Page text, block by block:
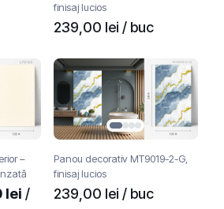
finisaj lucios
239,00 lei / buc
–
lei Prețul
/
Panou decorativ MT9019-2-G,
finisaj lucios
239,00 lei / buc